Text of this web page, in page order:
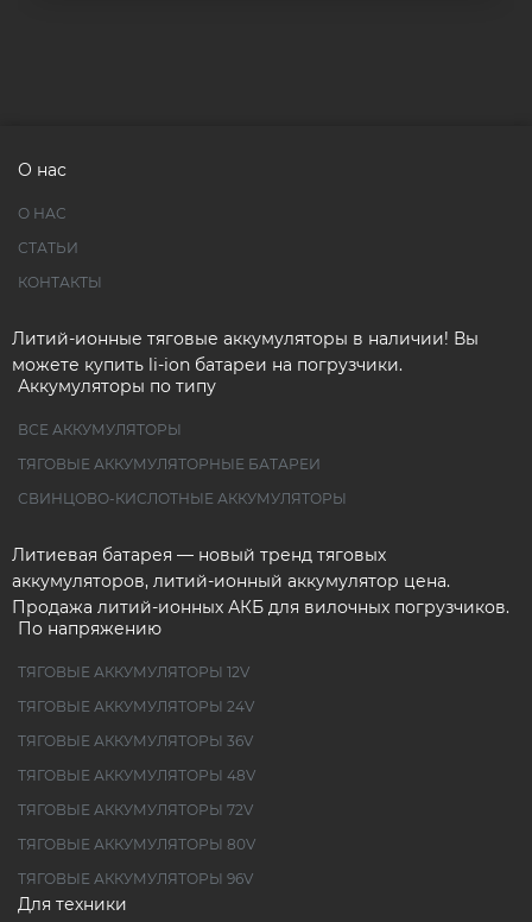
О нас
О НАС
СТАТЬИ
КОНТАКТЫ
Литий-ионные тяговые аккумуляторы в наличии! Вы
можете купить li-ion батареи на погрузчики.
Аккумуляторы по типу
ВСЕ АККУМУЛЯТОРЫ
ТЯГОВЫЕ АККУМУЛЯТОРНЫЕ БАТАРЕИ
СВИНЦОВО-КИСЛОТНЫЕ АККУМУЛЯТОРЫ
Литиевая батарея — новый тренд тяговых
аккумуляторов, литий-ионный аккумулятор цена.
Продажа литий-ионных АКБ для вилочных погрузчиков.
По напряжению
ТЯГОВЫЕ АККУМУЛЯТОРЫ 12V
ТЯГОВЫЕ АККУМУЛЯТОРЫ 24V
ТЯГОВЫЕ АККУМУЛЯТОРЫ 36V
ТЯГОВЫЕ АККУМУЛЯТОРЫ 48V
ТЯГОВЫЕ АККУМУЛЯТОРЫ 72V
ТЯГОВЫЕ АККУМУЛЯТОРЫ 80V
ТЯГОВЫЕ АККУМУЛЯТОРЫ 96V
Для техники